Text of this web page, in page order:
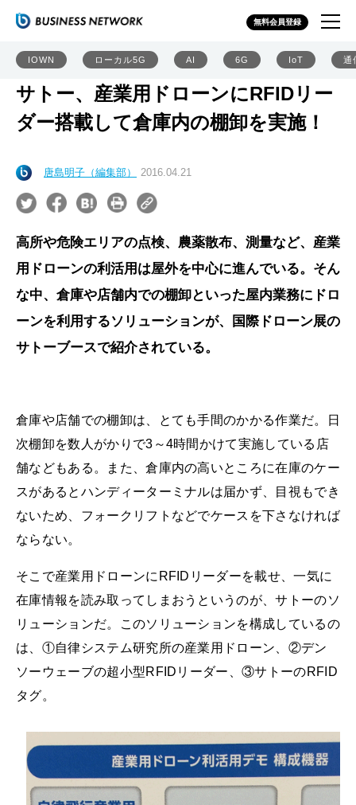
無料会員登録
IOWN ローカル5G AI 6G IoT 通
サトー、産業用ドローンにRFIDリー
ダー搭載して倉庫内の棚卸を実施！
唐島明子（編集部） 2016.04.21
高所や危険エリアの点検、農薬散布、測量など、産業
用ドローンの利活用は屋外を中心に進んでいる。そん
な中、倉庫や店舗内での棚卸といった屋内業務にドロ
ーンを利用するソリューションが、国際ドローン展の
サトーブースで紹介されている。
倉庫や店舗での棚卸は、とても手間のかかる作業だ。日
次棚卸を数人がかりで3～4時間かけて実施している店
舗などもある。また、倉庫内の高いところに在庫のケー
スがあるとハンディーターミナルは届かず、目視もでき
ないため、フォークリフトなどでケースを下さなければ
ならない。
そこで産業用ドローンにRFIDリーダーを載せ、一気に
在庫情報を読み取ってしまおうというのが、サトーのソ
リューションだ。このソリューションを構成しているの
は、①自律システム研究所の産業用ドローン、②デン
ソーウェーブの超小型RFIDリーダー、③サトーのRFID
タグ。